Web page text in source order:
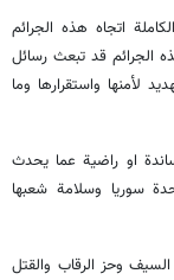
اتجاه هذه الجرائم
الجرائم قد تبعث رسائل
لأمنها واستقرارها وما
او راضية عما يحدث
سوريا وسلامة شعبها
وحز الرقاب والقتل